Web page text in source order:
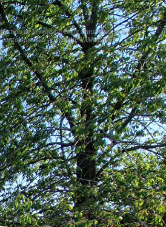
de la relation client dans le respect
TLG - CATENNE IMMOBILIER